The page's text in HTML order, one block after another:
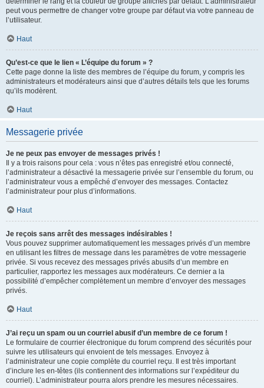
peut vous permettre de changer votre groupe par défaut via votre panneau de
l’utilisateur.
Haut
Qu’est-ce que le lien « L’équipe du forum » ?
Cette page donne la liste des membres de l’équipe du forum, y compris les
administrateurs et modérateurs ainsi que d’autres détails tels que les forums
qu’ils modèrent.
Haut
Messagerie privée
Je ne peux pas envoyer de messages privés !
Il y a trois raisons pour cela : vous n’êtes pas enregistré et/ou connecté,
l’administrateur a désactivé la messagerie privée sur l’ensemble du forum, ou
l’administrateur vous a empêché d’envoyer des messages. Contactez
l’administrateur pour plus d’informations.
Haut
Je reçois sans arrêt des messages indésirables !
Vous pouvez supprimer automatiquement les messages privés d’un membre
en utilisant les filtres de message dans les paramètres de votre messagerie
privée. Si vous recevez des messages privés abusifs d’un membre en
particulier, rapportez les messages aux modérateurs. Ce dernier a la
possibilité d’empêcher complètement un membre d’envoyer des messages
privés.
Haut
J’ai reçu un spam ou un courriel abusif d’un membre de ce forum !
Le formulaire de courrier électronique du forum comprend des sécurités pour
suivre les utilisateurs qui envoient de tels messages. Envoyez à
l’administrateur une copie complète du courriel reçu. Il est très important
d’inclure les en-têtes (ils contiennent des informations sur l’expéditeur du
courriel). L’administrateur pourra alors prendre les mesures nécessaires.